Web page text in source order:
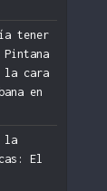
tener
Pintana
la cara
en
la
El